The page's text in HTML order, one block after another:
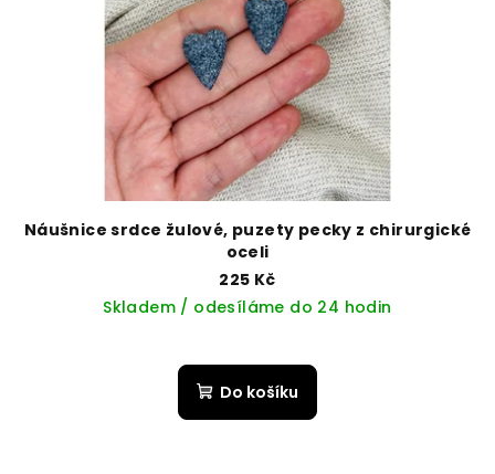
Náušnice srdce žulové, puzety pecky z chirurgické
oceli
225 Kč
Skladem / odesíláme do 24 hodin
Do košíku